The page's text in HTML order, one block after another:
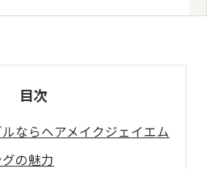
目次
ならヘアメイクジェイエム
の魅力